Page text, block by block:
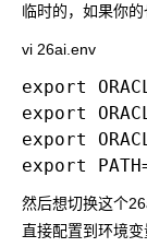
临时的，如果你的
vi 26ai.env
export
export
export
然后想切换这个
直接配置到环境变